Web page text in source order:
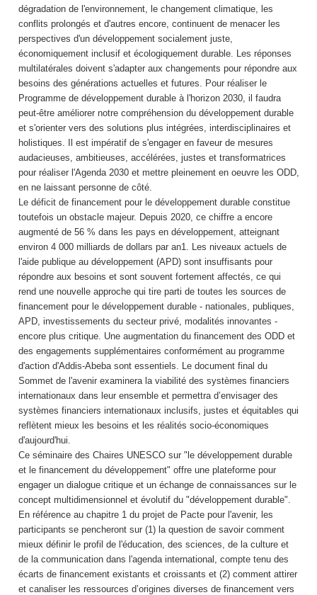
dégradation de l'environnement, le changement climatique, les
conflits prolongés et d'autres encore, continuent de menacer les
perspectives d'un développement socialement juste,
économiquement inclusif et écologiquement durable. Les réponses
multilatérales doivent s'adapter aux changements pour répondre aux
besoins des générations actuelles et futures. Pour réaliser le
Programme de développement durable à l'horizon 2030, il faudra
peut-être améliorer notre compréhension du développement durable
et s'orienter vers des solutions plus intégrées, interdisciplinaires et
holistiques. Il est impératif de s'engager en faveur de mesures
audacieuses, ambitieuses, accélérées, justes et transformatrices
pour réaliser l'Agenda 2030 et mettre pleinement en oeuvre les ODD,
en ne laissant personne de côté.
Le déficit de financement pour le développement durable constitue
toutefois un obstacle majeur. Depuis 2020, ce chiffre a encore
augmenté de 56 % dans les pays en développement, atteignant
environ 4 000 milliards de dollars par an1. Les niveaux actuels de
l'aide publique au développement (APD) sont insuffisants pour
répondre aux besoins et sont souvent fortement affectés, ce qui
rend une nouvelle approche qui tire parti de toutes les sources de
financement pour le développement durable - nationales, publiques,
APD, investissements du secteur privé, modalités innovantes -
encore plus critique. Une augmentation du financement des ODD et
des engagements supplémentaires conformément au programme
d'action d'Addis-Abeba sont essentiels. Le document final du
Sommet de l'avenir examinera la viabilité des systèmes financiers
internationaux dans leur ensemble et permettra d’envisager des
systèmes financiers internationaux inclusifs, justes et équitables qui
reflètent mieux les besoins et les réalités socio-économiques
d'aujourd'hui.
Ce séminaire des Chaires UNESCO sur "le développement durable
et le financement du développement" offre une plateforme pour
engager un dialogue critique et un échange de connaissances sur le
concept multidimensionnel et évolutif du "développement durable".
En référence au chapitre 1 du projet de Pacte pour l'avenir, les
participants se pencheront sur (1) la question de savoir comment
mieux définir le profil de l'éducation, des sciences, de la culture et
de la communication dans l'agenda international, compte tenu des
écarts de financement existants et croissants et (2) comment attirer
et canaliser les ressources d’origines diverses de financement vers